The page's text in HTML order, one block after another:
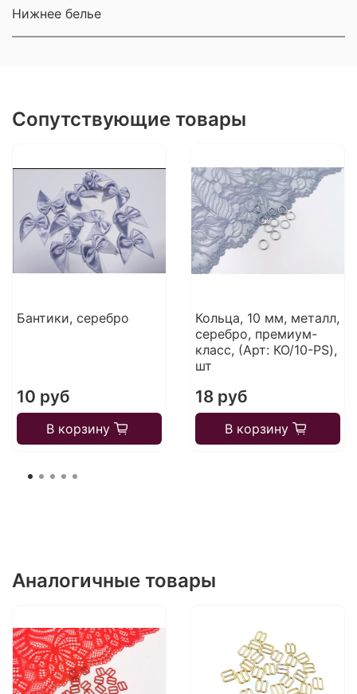
Нижнее белье
Сопутствующие товары
Бантики, серебро
10 руб
В корзину
Кольца, 10 мм, металл,
серебро, премиум-
класс, (Арт: КО/10-PS),
шт
18 руб
В корзину
Аналогичные товары